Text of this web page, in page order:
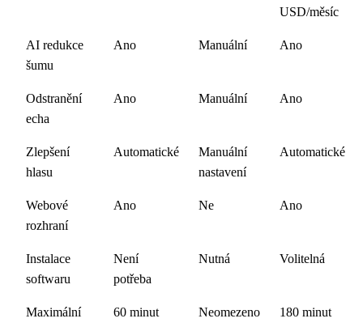
USD/měsíc
AI redukce
šumu
Ano Manuální Ano
Odstranění
echa
Ano Manuální Ano
Zlepšení
hlasu
Automatické
Manuální
nastavení
Automatické
Webové
rozhraní
Ano Ne Ano
Instalace
softwaru
Není
potřeba
Nutná Volitelná
Maximální
60 minut Neomezeno 180 minut